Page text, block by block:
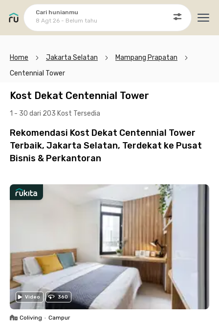
Cari hunianmu
8 Agt 26 - Belum tahu
Home Jakarta Selatan
Mampang Prapatan
Centennial Tower
Kost Dekat Centennial Tower
1 - 30 dari 203 Kost Tersedia
Rekomendasi Kost Dekat Centennial Tower
Terbaik, Jakarta Selatan, Terdekat ke Pusat
Bisnis & Perkantoran
Video 360
Coliving • Campur